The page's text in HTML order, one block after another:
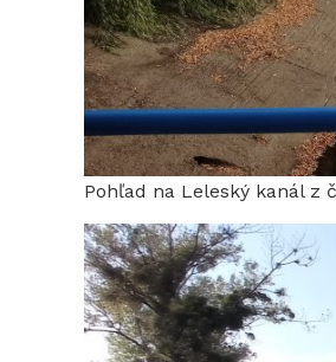
Pohľad na Leleský kanál z